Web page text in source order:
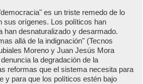
es un triste remedo de lo
sus orígenes. Los políticos han
han desnaturalizado y desarmado.
allá de la indignación" (Tecnos
Moreno y Juan Jesús Mora
la degradación de la
reformas que el sistema necesita para
y para que los políticos estén bajo